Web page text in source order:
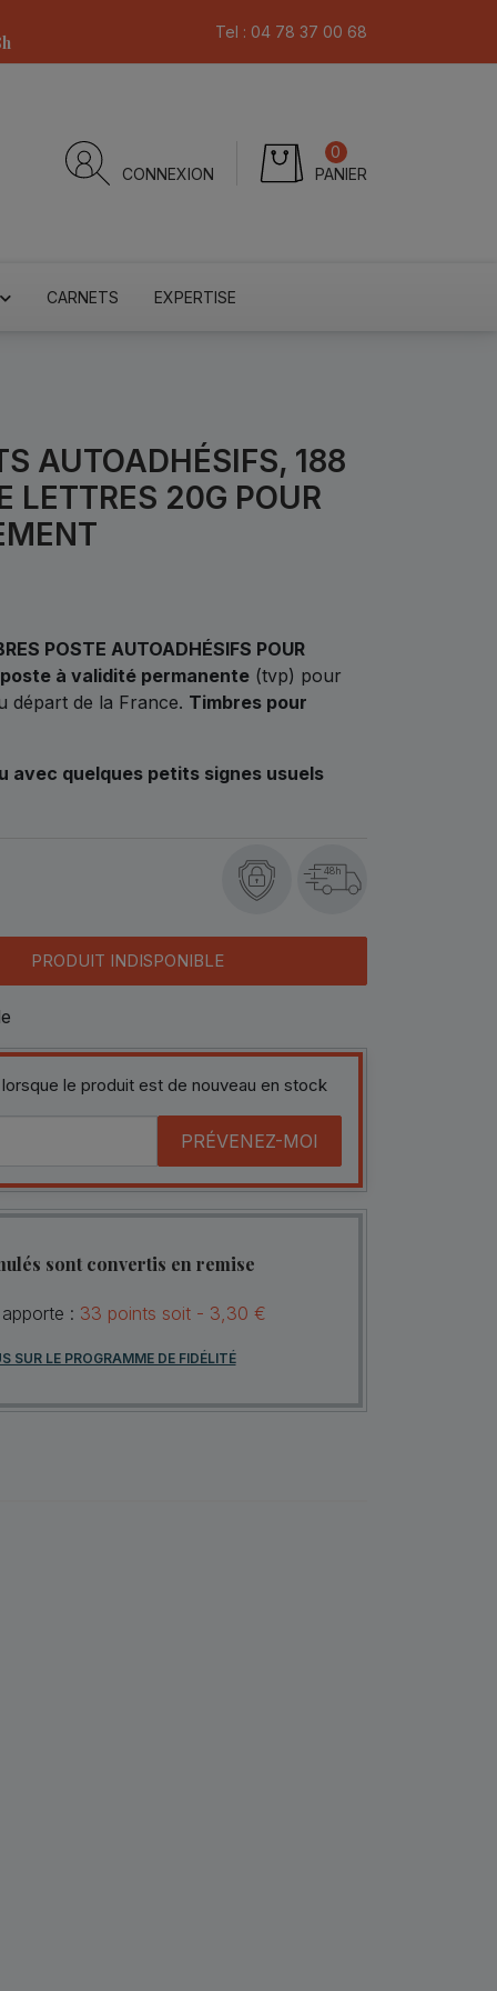
Tel : 04 78 37 00 68
CONNEXION PANIER
0
CARNETS EXPERTISE
AUTOADHÉSIFS, 188
LETTRES 20G POUR
POSTE AUTOADHÉSIFS POUR
à validité permanente (tvp) pour
départ de la France. Timbres pour
avec quelques petits signes usuels
48h
PRODUIT INDISPONIBLE
le produit est de nouveau en stock
PRÉVENEZ-MOI
sont convertis en remise
: 33 points soit - 3,30 €
SUR LE PROGRAMME DE FIDÉLITÉ